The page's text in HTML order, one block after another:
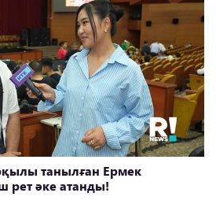
танылған Ермек
рет әке атанды!